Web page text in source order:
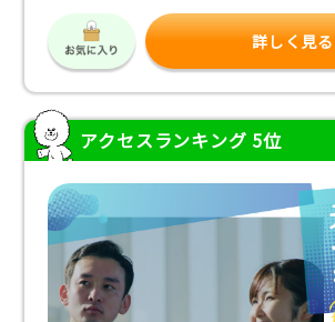
詳しく見る
アクセスランキング 5位